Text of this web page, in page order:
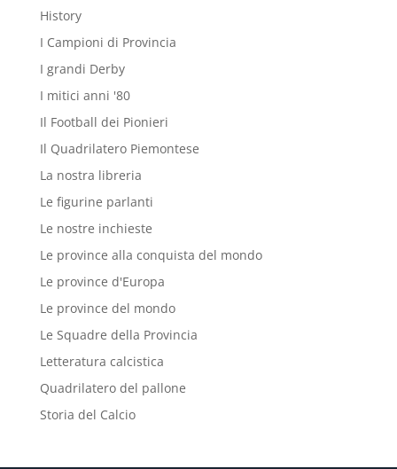
History
I Campioni di Provincia
I grandi Derby
I mitici anni '80
Il Football dei Pionieri
Il Quadrilatero Piemontese
La nostra libreria
Le figurine parlanti
Le nostre inchieste
Le province alla conquista del mondo
Le province d'Europa
Le province del mondo
Le Squadre della Provincia
Letteratura calcistica
Quadrilatero del pallone
Storia del Calcio